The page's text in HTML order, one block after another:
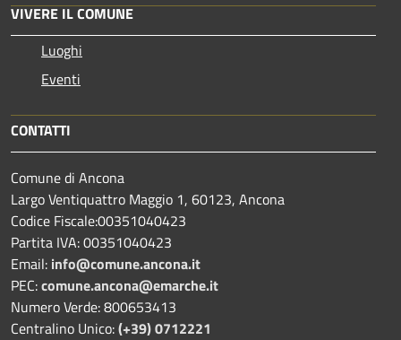
VIVERE IL COMUNE
Luoghi
Eventi
CONTATTI
Comune di Ancona
Largo Ventiquattro Maggio 1, 60123, Ancona
Codice Fiscale:00351040423
Partita IVA: 00351040423
Email: info@comune.ancona.it
PEC:comune.ancona@emarche.it
Numero Verde: 800653413
Centralino Unico:(+39) 0712221